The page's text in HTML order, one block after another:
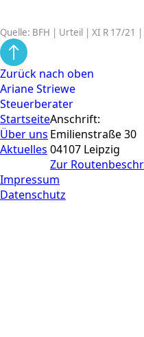
Quelle: BFH | Urteil | XI R 17/21
Zurück nach oben
Ariane Striewe
Steuerberater
Startseite
Über uns
Aktuelles
Anschrift:
Emilienstraße 30
04107 Leipzig
Zur
Impressum
Datenschutz